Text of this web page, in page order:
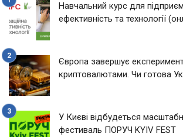
Навчальний курс для
ефективність та технології
Європа завершує експеримент
криптовалютами. Чи готова
У Києві відбудеться
фестиваль ПОРУЧ KYIV FEST